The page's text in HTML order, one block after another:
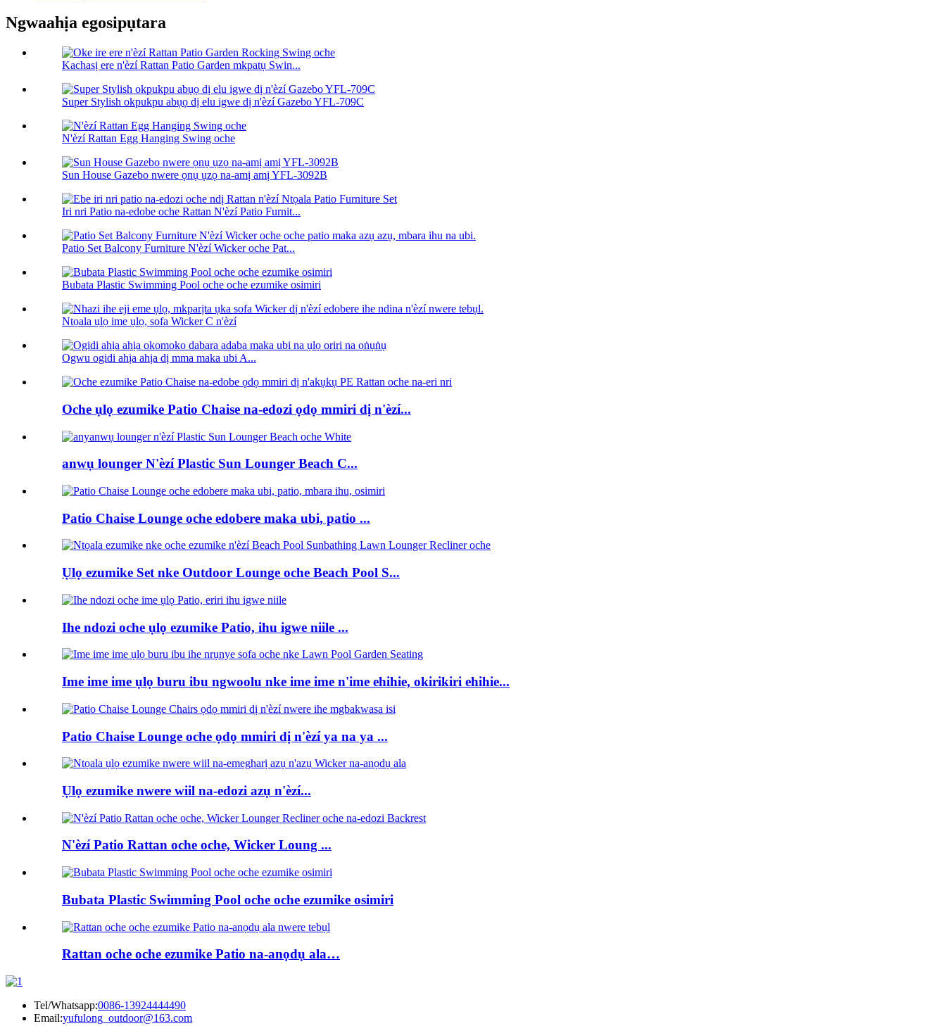
Ngwaahịa egosipụtara
Kachasị ere n'èzí Rattan Patio Garden mkpatụ Swin...
Super Stylish okpukpu abụọ dị elu igwe dị n'èzí Gazebo YFL-709C
N'èzí Rattan Egg Hanging Swing oche
Sun House Gazebo nwere ọnụ ụzọ na-amị amị YFL-3092B
Iri nri Patio na-edobe oche Rattan N'èzí Patio Furnit...
Patio Set Balcony Furniture N'èzí Wicker oche Pat...
Bubata Plastic Swimming Pool oche oche ezumike osimiri
Ntọala ụlọ ime ụlọ, sofa Wicker C n'èzí
Ogwu ogidi ahịa ahịa dị mma maka ubi A...
Oche ụlọ ezumike Patio Chaise na-edozi ọdọ mmiri dị n'èzí...
anwụ lounger N'èzí Plastic Sun Lounger Beach C...
Patio Chaise Lounge oche edobere maka ubi, patio ...
Ụlọ ezumike Set nke Outdoor Lounge oche Beach Pool S...
Ihe ndozi oche ụlọ ezumike Patio, ihu igwe niile ...
Ime ime ime ụlọ buru ibu ngwoolu nke ime ime n'ime ehihie, okirikiri ehihie...
Patio Chaise Lounge oche ọdọ mmiri dị n'èzí ya na ya ...
Ụlọ ezumike nwere wiil na-edozi azụ n'èzí...
N'èzí Patio Rattan oche oche, Wicker Loung ...
Bubata Plastic Swimming Pool oche oche ezumike osimiri
Rattan oche oche ezumike Patio na-anọdụ ala…
Tel/Whatsapp:0086-13924444490
Email:yufulong_outdoor@163.com